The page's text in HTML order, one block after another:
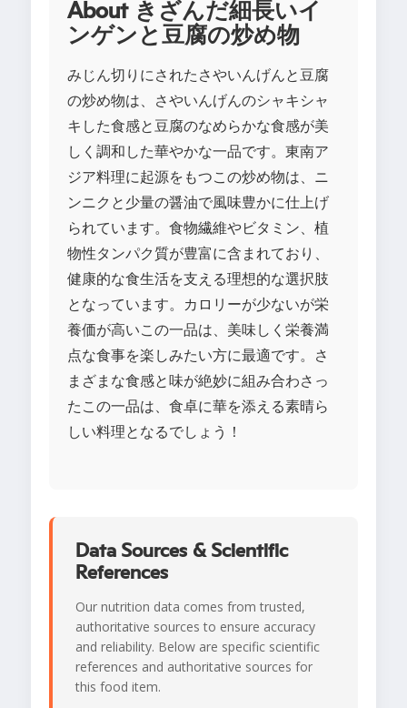
About きざんだ細長いイ
ンゲンと豆腐の炒め物
みじん切りにされたさやいんげんと豆腐
の炒め物は、さやいんげんのシャキシャ
キした食感と豆腐のなめらかな食感が美
しく調和した華やかな一品です。東南ア
ジア料理に起源をもつこの炒め物は、ニ
ンニクと少量の醤油で風味豊かに仕上げ
られています。食物繊維やビタミン、植
物性タンパク質が豊富に含まれており、
健康的な食生活を支える理想的な選択肢
となっています。カロリーが少ないが栄
養価が高いこの一品は、美味しく栄養満
点な食事を楽しみたい方に最適です。さ
まざまな食感と味が絶妙に組み合わさっ
たこの一品は、食卓に華を添える素晴ら
しい料理となるでしょう！
Data Sources & Scientific
References
Our nutrition data comes from trusted,
authoritative sources to ensure accuracy
and reliability. Below are specific scientific
references and authoritative sources for
this food item.